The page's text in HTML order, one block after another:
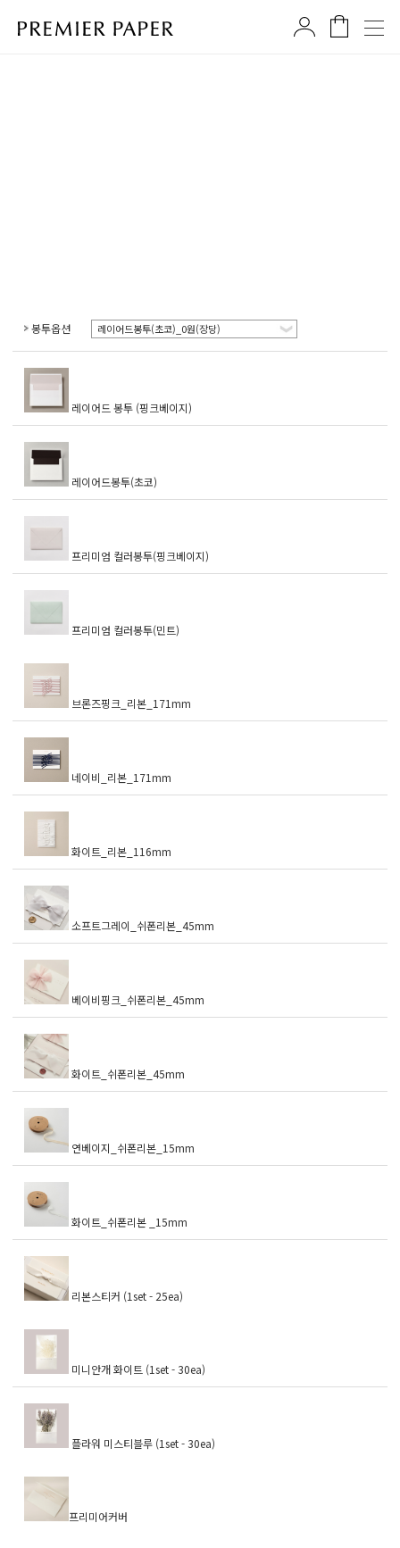
봉투옵션 레이어드봉투(초코)_0원(장당)
레이어드 봉투 (핑크베이지)
레이어드봉투(초코)
프리미엄 컬러봉투(핑크베이지)
프리미엄 컬러봉투(민트)
브론즈핑크_리본_171mm
네이비_리본_171mm
화이트_리본_116mm
소프트그레이_쉬폰리본_45mm
베이비핑크_쉬폰리본_45mm
화이트_쉬폰리본_45mm
연베이지_쉬폰리본_15mm
화이트_쉬폰리본 _15mm
리본스티커 (1set - 25ea)
미니안개 화이트 (1set - 30ea)
플라워 미스티블루 (1set - 30ea)
프리미어커버